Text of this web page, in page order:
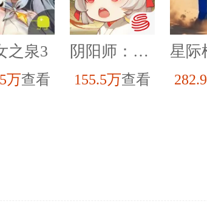
之泉3
万查看
阴阳师：百闻牌
155.5万查看 282.9